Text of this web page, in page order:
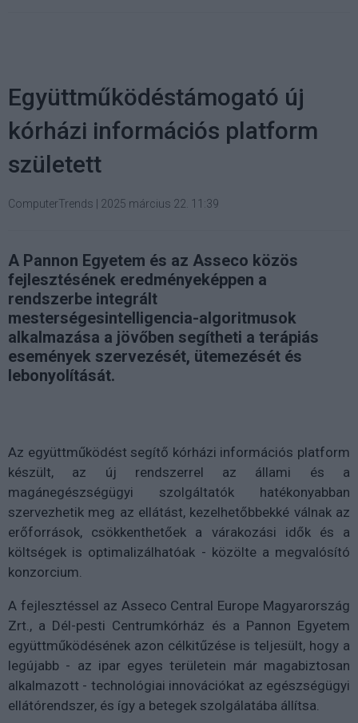
Együttműködéstámogató új
kórházi információs platform
született
ComputerTrends 2025 március 22. 11:39
A Pannon Egyetem és az Asseco közös
fejlesztésének eredményeképpen a
rendszerbe integrált
mesterségesintelligencia-algoritmusok
alkalmazása a jövőben segítheti a terápiás
események szervezését, ütemezését és
lebonyolítását.
Az együttműködést segítő kórházi információs platform
készült, az új rendszerrel az állami és a
magánegészségügyi szolgáltatók hatékonyabban
szervezhetik meg az ellátást, kezelhetőbbekké válnak az
erőforrások, csökkenthetőek a várakozási idők és a
költségek is optimalizálhatóak - közölte a megvalósító
konzorcium.
A fejlesztéssel az Asseco Central Europe Magyarország
Zrt., a Dél-pesti Centrumkórház és a Pannon Egyetem
együttműködésének azon célkitűzése is teljesült, hogy a
legújabb - az ipar egyes területein már magabiztosan
alkalmazott - technológiai innovációkat az egészségügyi
ellátórendszer, és így a betegek szolgálatába állítsa.